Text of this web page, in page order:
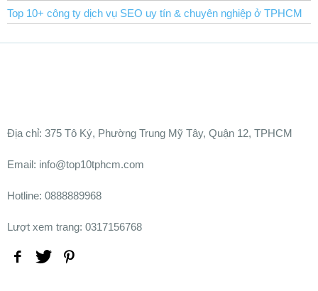
Top 10+ công ty dịch vụ SEO uy tín & chuyên nghiệp ở TPHCM
Ðịa chỉ: 375 Tô Ký, Phường Trung Mỹ Tây, Quận 12, TPHCM
Email: info@top10tphcm.com
Hotline: 0888889968
Lượt xem trang: 0317156768